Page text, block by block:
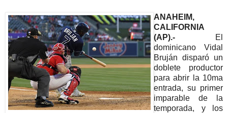
ANAHEIM,
CALIFORNIA
(AP).-
El
dominicano Vidal
Bruján disparó un
doblete productor
para abrir la 10ma
entrada, su primer
imparable de la
temporada, y los